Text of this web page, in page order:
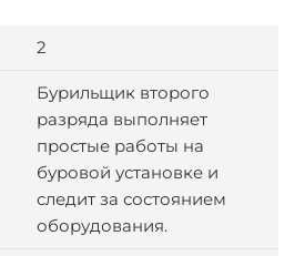
2
Бурильщик второго
разряда выполняет
простые работы на
буровой установке и
следит за состоянием
оборудования.